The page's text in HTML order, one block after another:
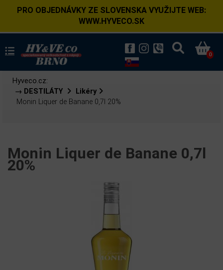
PRO OBJEDNÁVKY ZE SLOVENSKA VYUŽIJTE WEB:
WWW.HYVECO.SK
0
Hyveco.cz:
→ DESTILÁTY
Likéry
Monin Liquer de Banane 0,7l 20%
Monin Liquer de Banane 0,7l
20%